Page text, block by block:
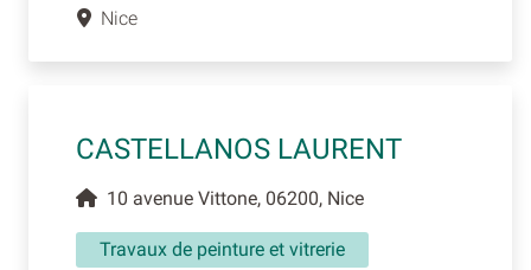
Nice
CASTELLANOS LAURENT
10 avenue Vittone, 06200, Nice
Travaux de peinture et vitrerie